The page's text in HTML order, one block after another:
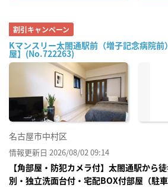
割引キャンペーン
Kマンスリー太閤通駅前（増子記念病院
屋】(No.722263)
名古屋市中村区
情報更新日 2026/08/02 09:14
【角部屋・防犯カメラ付】太閤通駅から
別・独立洗面台付・宅配BOX付部屋（駐車